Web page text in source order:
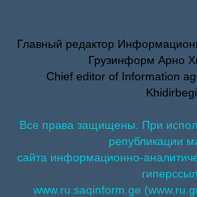
Главный редактор
Грузинформ Арно
Chief editor of Information
Все права защищены. При
републикации
сайта информационно-
www.ru.saqinform.ge